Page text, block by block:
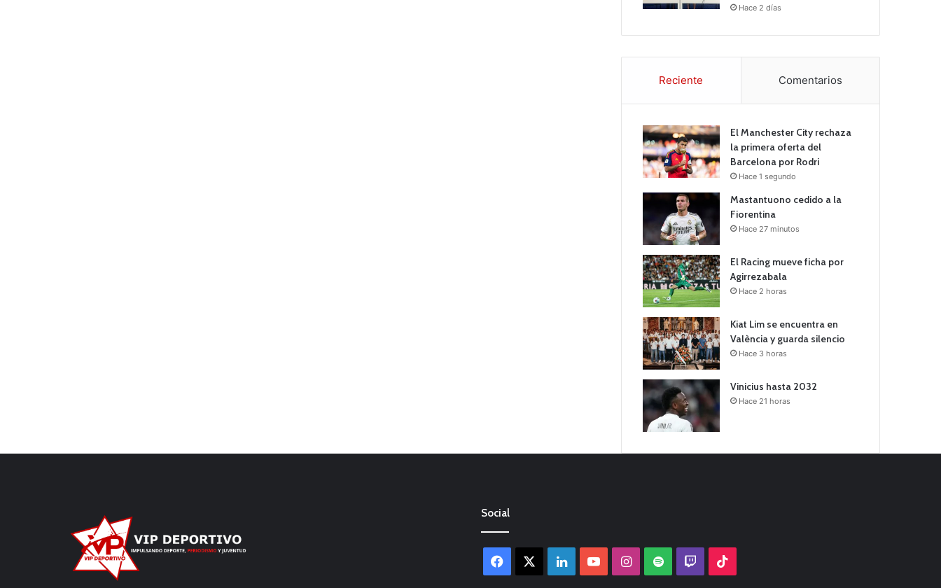
Hace 2 días
Reciente Comentarios
El Manchester City rechaza
la primera oferta del
Barcelona por Rodri
Hace 1 segundo
Mastantuono cedido a la
Fiorentina
Hace 27 minutos
El Racing mueve ficha por
Agirrezabala
Hace 2 horas
Kiat Lim se encuentra en
València y guarda silencio
Hace 3 horas
Vinicius hasta 2032
Hace 21 horas
Social
Facebook LinkedInYouTubeInstagram
Spotify Twitch